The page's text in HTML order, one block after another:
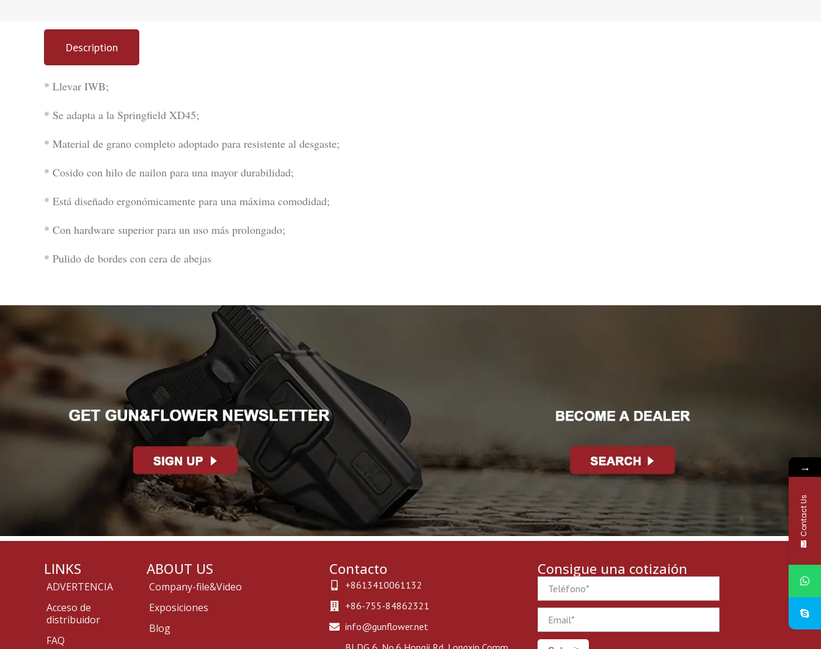
Description
* Llevar IWB;
* Se adapta a la Springfield XD45;
* Material de grano completo adoptado para resistente al desgaste;
* Cosido con hilo de nailon para una mayor durabilidad;
* Está diseñado ergonómicamente para una máxima comodidad;
* Con hardware superior para un uso más prolongado;
* Pulido de bordes con cera de abejas
LINKS
ADVERTENCIA
Acceso de
distribuidor
FAQ
ABOUT US
Company-file&Video
Exposiciones
Blog
Contacto
+8613410061132
+86-755-84862321
info@gunflower.net
Consigue una cotizaión
→
Contact Us